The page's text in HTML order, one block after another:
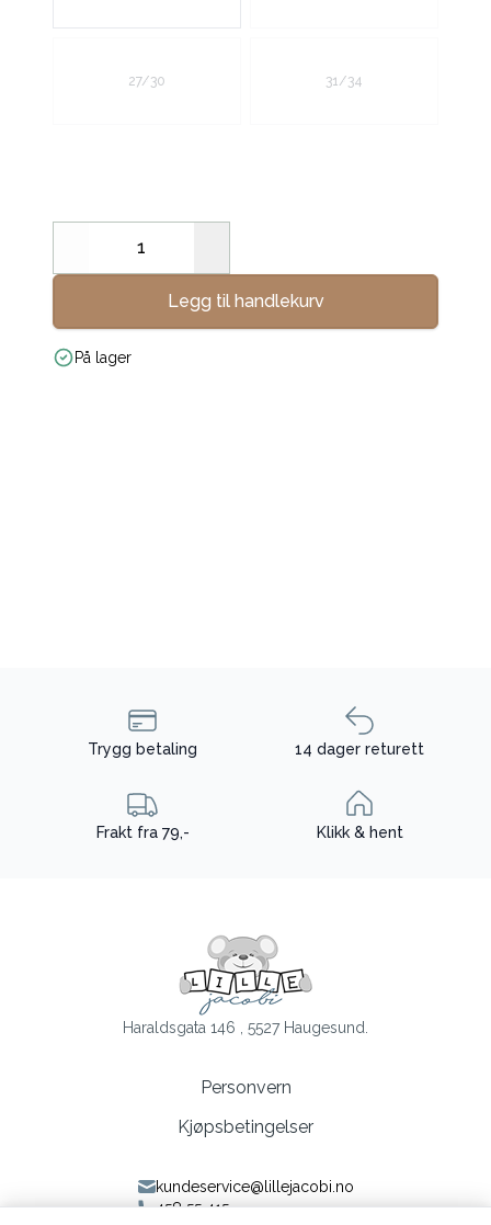
27/30 31/34
Decrease
Legg til handlekurv
På lager
Trygg betaling 14 dager returett
Frakt fra 79,- Klikk & hent
Haraldsgata 146 , 5527 Haugesund.
Personvern
Kjøpsbetingelser
kundeservice@lillejacobi.no
458 55 415